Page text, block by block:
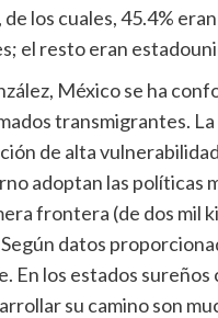
los cuales, 45.4%
el resto eran
México se ha
transmigrantes.
de alta
adoptan las políticas
frontera (de dos mil
datos
En los estados
su camino son